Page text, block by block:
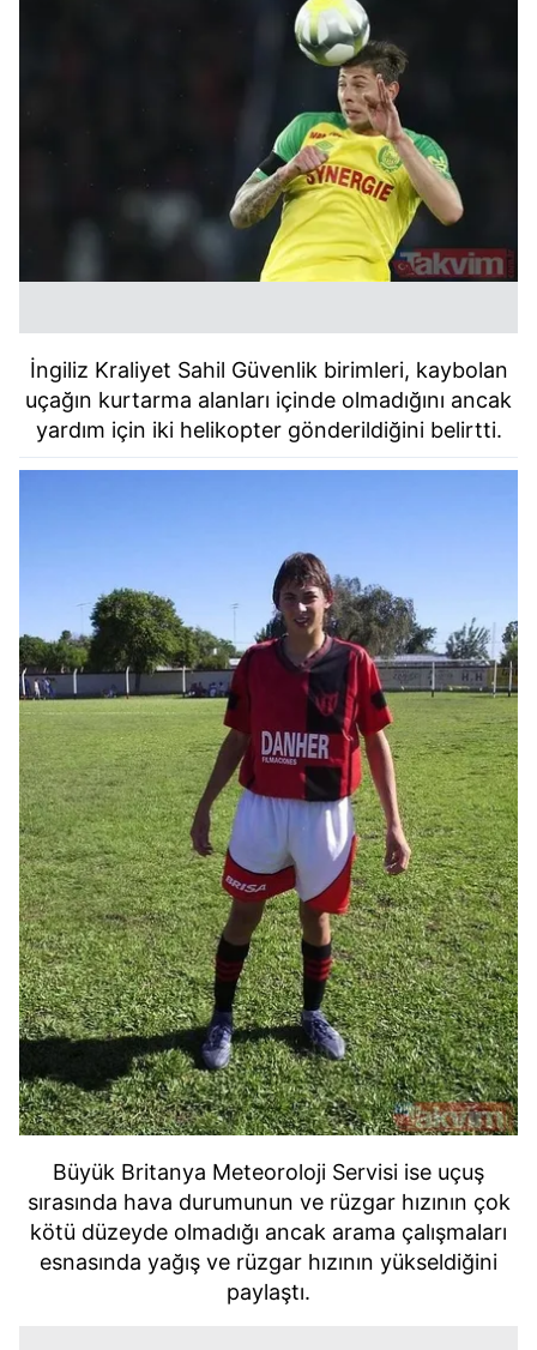
İngiliz Kraliyet Sahil Güvenlik birimleri, kaybolan
uçağın kurtarma alanları içinde olmadığını ancak
yardım için iki helikopter gönderildiğini belirtti.
Büyük Britanya Meteoroloji Servisi ise uçuş
sırasında hava durumunun ve rüzgar hızının çok
kötü düzeyde olmadığı ancak arama çalışmaları
esnasında yağış ve rüzgar hızının yükseldiğini
paylaştı.